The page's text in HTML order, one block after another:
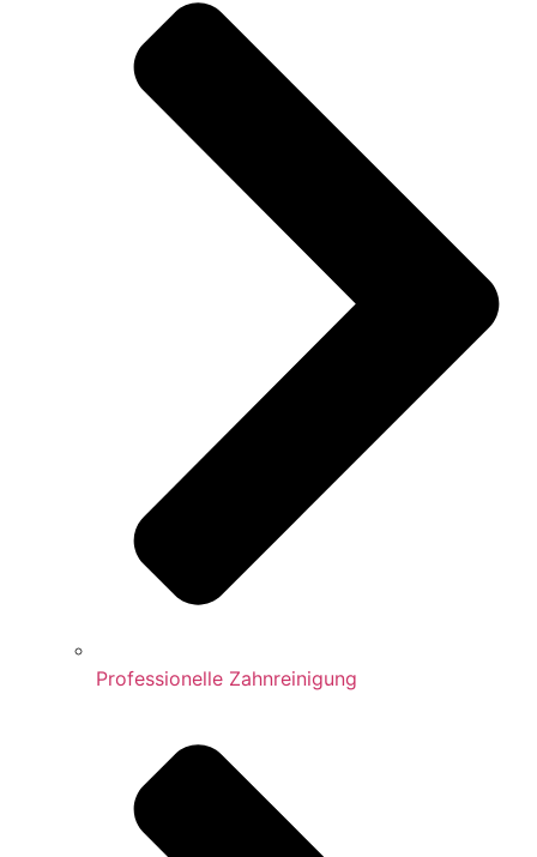
Professionelle Zahnreinigung